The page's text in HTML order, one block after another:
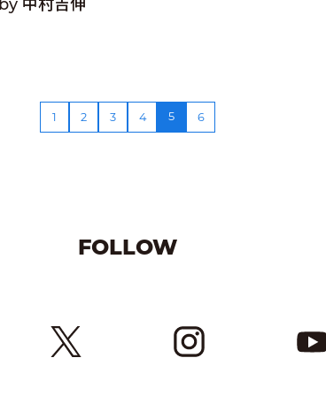
by 中村吉伸
1 2 3 4 5 6
FOLLOW